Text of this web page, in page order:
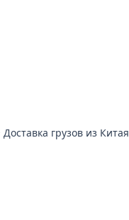
Доставка грузов из Китая